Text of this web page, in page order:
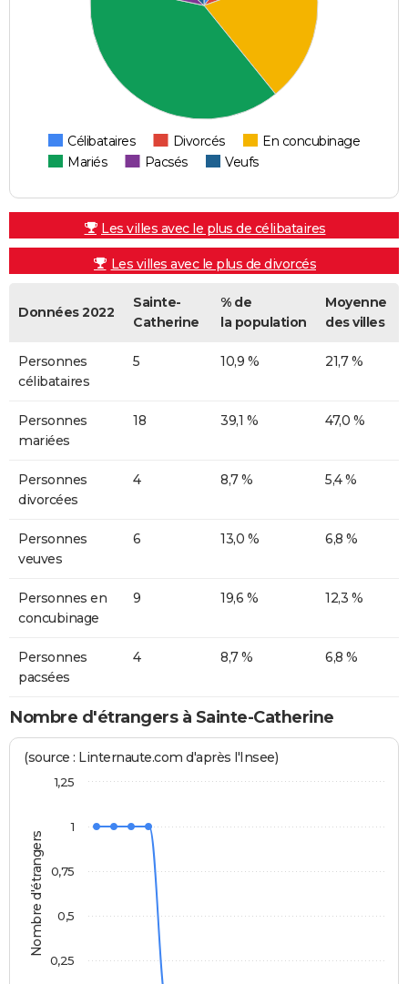
Célibataires Divorcés
En concubinage
Mariés
Pacsés Veufs
Les villes avec le plus de célibataires
Les villes avec le plus de divorcés
Données 2022
Sainte-
Catherine
% de
la population
Moyenne
des villes
Personnes
célibataires
5 10,9 % 21,7 %
Personnes
mariées
18 39,1 % 47,0 %
Personnes
divorcées
4 8,7 % 5,4 %
Personnes
veuves
6 13,0 % 6,8 %
Personnes en
concubinage
9 19,6 % 12,3 %
Personnes
pacsées
4 8,7 % 6,8 %
Nombre d'étrangers à Sainte-Catherine
Nombre d'étrangers
(source : Linternaute.com d'après l'Insee)
0,25
0,5
0,75
1
1,25